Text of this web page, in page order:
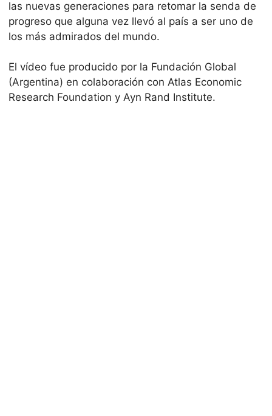
las nuevas generaciones para retomar la senda de
progreso que alguna vez llevó al país a ser uno de
los más admirados del mundo.
El vídeo fue producido por la Fundación Global
(Argentina) en colaboración con Atlas Economic
Research Foundation y Ayn Rand Institute.